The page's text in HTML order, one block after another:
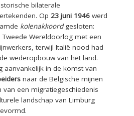
bilaterale
Op 23 juni 1946werd
kolenakkoordgesloten:
Wereldoorlog met een
terwijl Italië nood had
wederopbouw van het land.
aanvankelijk in de komst van
naar de Belgische mijnen
een migratiegeschiedenis
landschap van Limburg